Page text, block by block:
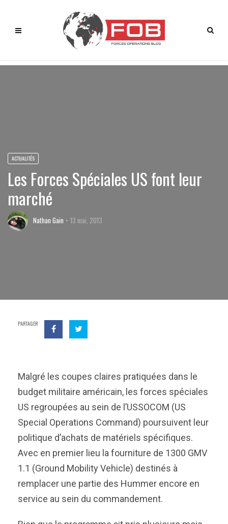
ACTUALITÉS
Les Forces Spéciales US font leur
marché
Nathan Gain 13 mai, 2013
PARTAGER
Malgré les coupes claires pratiquées dans le
budget militaire américain, les forces spéciales
US regroupées au sein de l’USSOCOM (US
Special Operations Command) poursuivent leur
politique d’achats de matériels spécifiques.
Avec en premier lieu la fourniture de 1300 GMV
1.1 (Ground Mobility Vehicle) destinés à
remplacer une partie des Hummer encore en
service au sein du commandement.